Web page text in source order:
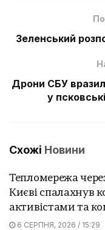
Зеленський
Дрони СБУ
у
Схожі Новини
Тепломережа
Києві спалахнув
активістами та
6 СЕРПНЯ, 2026 / 15:29